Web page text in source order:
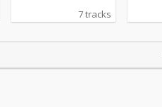
7 tracks